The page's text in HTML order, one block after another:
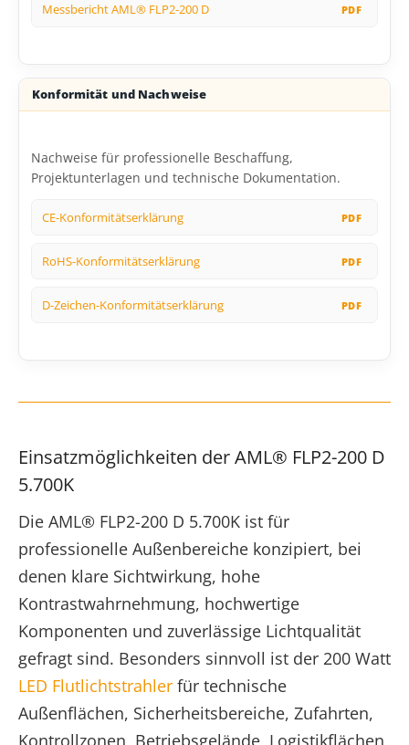
Messbericht AML® FLP2-200 D
Konformität und Nachweise
Nachweise für professionelle Beschaffung,
Projektunterlagen und technische Dokumentation.
CE-Konformitätserklärung
RoHS-Konformitätserklärung
D-Zeichen-Konformitätserklärung
Einsatzmöglichkeiten der AML® FLP2-200 D
5.700K
Die AML® FLP2-200 D 5.700K ist für
professionelle Außenbereiche konzipiert, bei
denen klare Sichtwirkung, hohe
Kontrastwahrnehmung, hochwertige
Komponenten und zuverlässige Lichtqualität
gefragt sind. Besonders sinnvoll ist der 200 Watt
LED Flutlichtstrahler für technische
Außenflächen, Sicherheitsbereiche, Zufahrten,
Kontrollzonen, Betriebsgelände, Logistikflächen,